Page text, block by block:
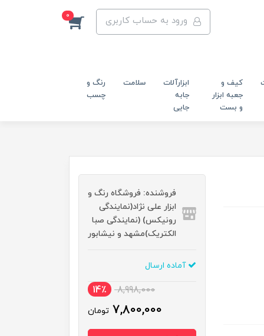
ورود به حساب کاربری 0
کیف و
جعبه ابزار
و بست
ابزارآلات
جابه
جایی
سلامت
رنگ و
چسب
فروشنده: فروشگاه رنگ و
ابزار علی نژاد(نمایندگی
رونیکس) (نمایندگی صبا
الکتریک)مشهد و نیشابور
آماده ارسال
8,998,000 14٪
7,800,000 تومان